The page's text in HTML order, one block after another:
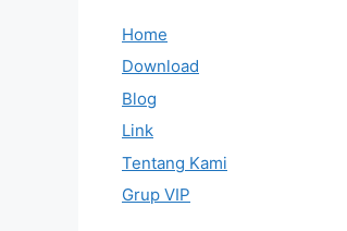
Home
Download
Blog
Link
Tentang Kami
Grup VIP